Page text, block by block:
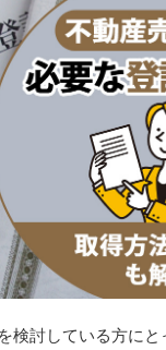
検討している方に